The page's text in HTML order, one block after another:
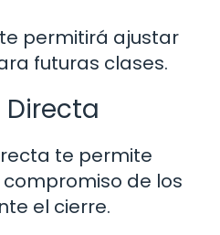
permitirá ajustar
futuras clases.
te permite
de los
el cierre.